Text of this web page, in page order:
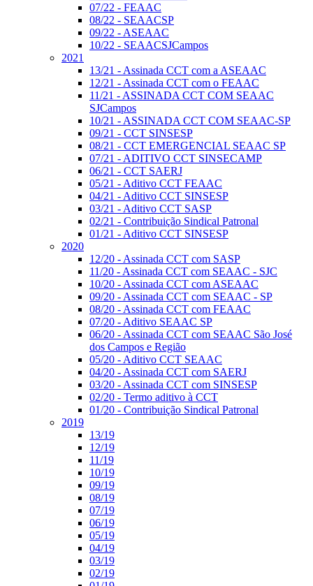
07/22 - FEAAC
08/22 - SEAACSP
09/22 - ASEAAC
10/22 - SEAACSJCampos
2021
13/21 - Assinada CCT com a ASEAAC
12/21 - Assinada CCT com o FEAAC
11/21 - ASSINADA CCT COM SEAAC
SJCampos
10/21 - ASSINADA CCT COM SEAAC-SP
09/21 - CCT SINSESP
08/21 - CCT EMERGENCIAL SEAAC SP
07/21 - ADITIVO CCT SINSECAMP
06/21 - CCT SAERJ
05/21 - Aditivo CCT FEAAC
04/21 - Aditivo CCT SINSESP
03/21 - Aditivo CCT SASP
02/21 - Contribuição Sindical Patronal
01/21 - Aditivo CCT SINSESP
2020
12/20 - Assinada CCT com SASP
11/20 - Assinada CCT com SEAAC - SJC
10/20 - Assinada CCT com ASEAAC
09/20 - Assinada CCT com SEAAC - SP
08/20 - Assinada CCT com FEAAC
07/20 - Aditivo SEAAC SP
06/20 - Assinada CCT com SEAAC São José
dos Campos e Região
05/20 - Aditivo CCT SEAAC
04/20 - Assinada CCT com SAERJ
03/20 - Assinada CCT com SINSESP
02/20 - Termo aditivo à CCT
01/20 - Contribuição Sindical Patronal
2019
13/19
12/19
11/19
10/19
09/19
08/19
07/19
06/19
05/19
04/19
03/19
02/19